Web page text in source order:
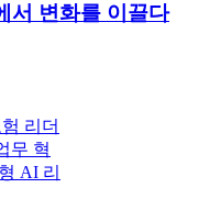
서 변화를 이끌다